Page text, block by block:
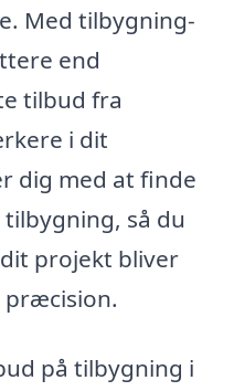
Med tilbygning-
end
tilbud fra
i dit
dig med at finde
så du
projekt bliver
på tilbygning i